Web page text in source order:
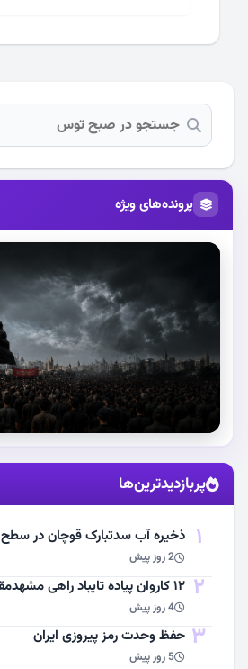
پرونده‌های ویژه
استقبال از آقای شهید ایران
مشاهده اخبار
پربازدیدترین‌ها
1 ذخیره آب سدتبارک قوچان در سطح ۱۴ درصدی
2 روز پیش
2 ۱۲ کاروان پیاده تایباد راهی مشهدمقدس می‌شوند
4 روز پیش
3 حفظ وحدت رمز پیروزی ایران
5 روز پیش